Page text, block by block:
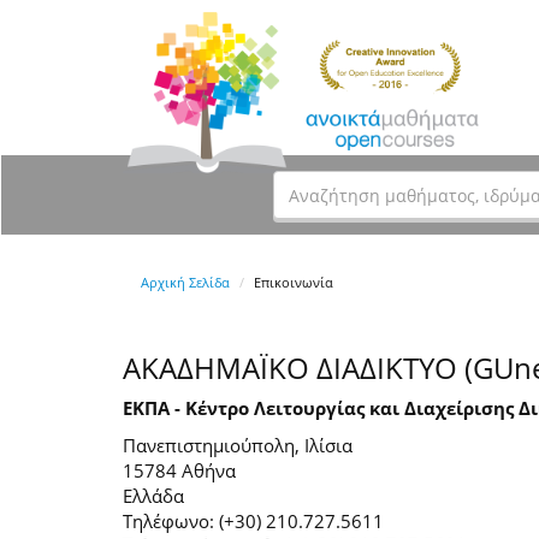
Αρχική Σελίδα Επικοινωνία
ΑΚΑΔΗΜΑΪΚΟ ΔΙΑΔΙΚΤΥΟ
ΕΚΠΑ - Κέντρο Λειτουργίας και Διαχείρισης
Πανεπιστημιούπολη, Ιλίσια
15784 Αθήνα
Ελλάδα
Τηλέφωνο: (+30) 210.727.5611